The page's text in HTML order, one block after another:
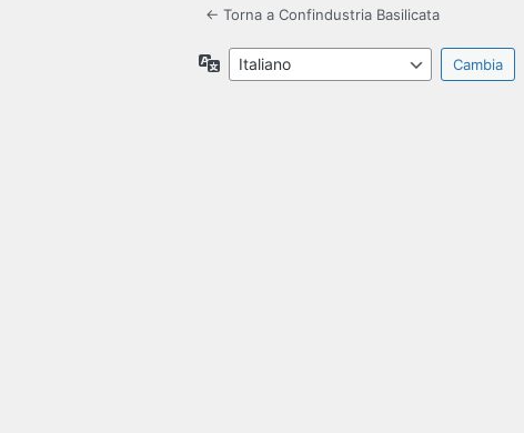
← Torna a Confindustria Basilicata
Lingua